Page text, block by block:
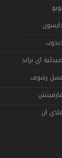
اي براند
رشوف
ان